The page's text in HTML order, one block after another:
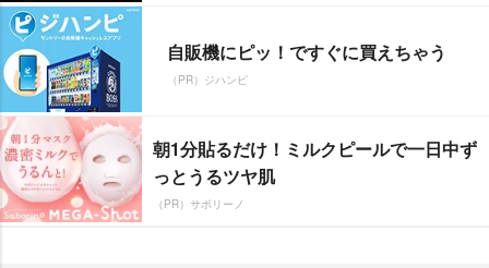
自販機にピッ！ですぐに買えちゃう
（PR）ジハンピ
朝1分貼るだけ！ミルクピールで一日中ず
っとうるツヤ肌
（PR）サボリーノ